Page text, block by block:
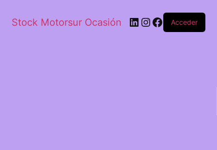
Stock Motorsur Ocasión Acceder